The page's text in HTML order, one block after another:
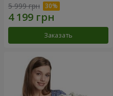
5 999 грн
Заказать